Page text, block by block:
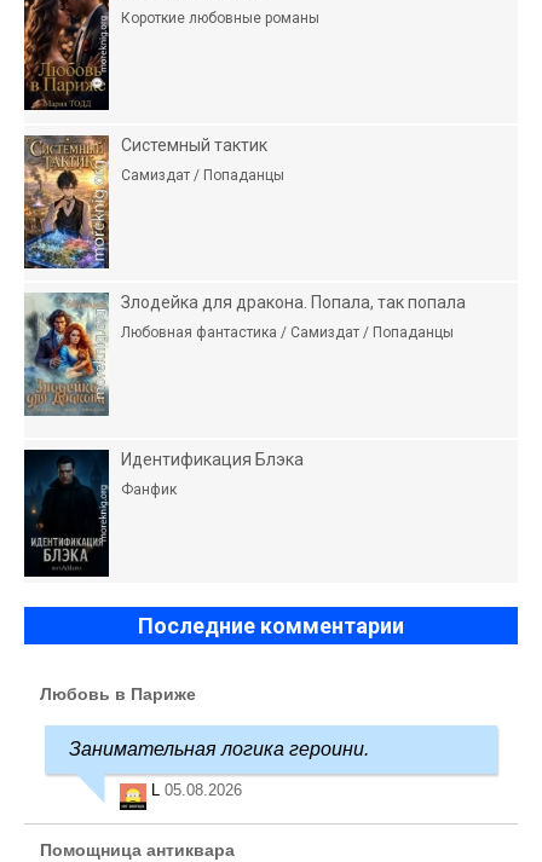
Короткие любовные романы
Системный тактик
Самиздат / Попаданцы
Злодейка для дракона. Попала, так попала
Любовная фантастика / Самиздат / Попаданцы
Идентификация Блэка
Фанфик
Последние комментарии
Любовь в Париже
Занимательная логика героини.
L 05.08.2026
Помощница антиквара